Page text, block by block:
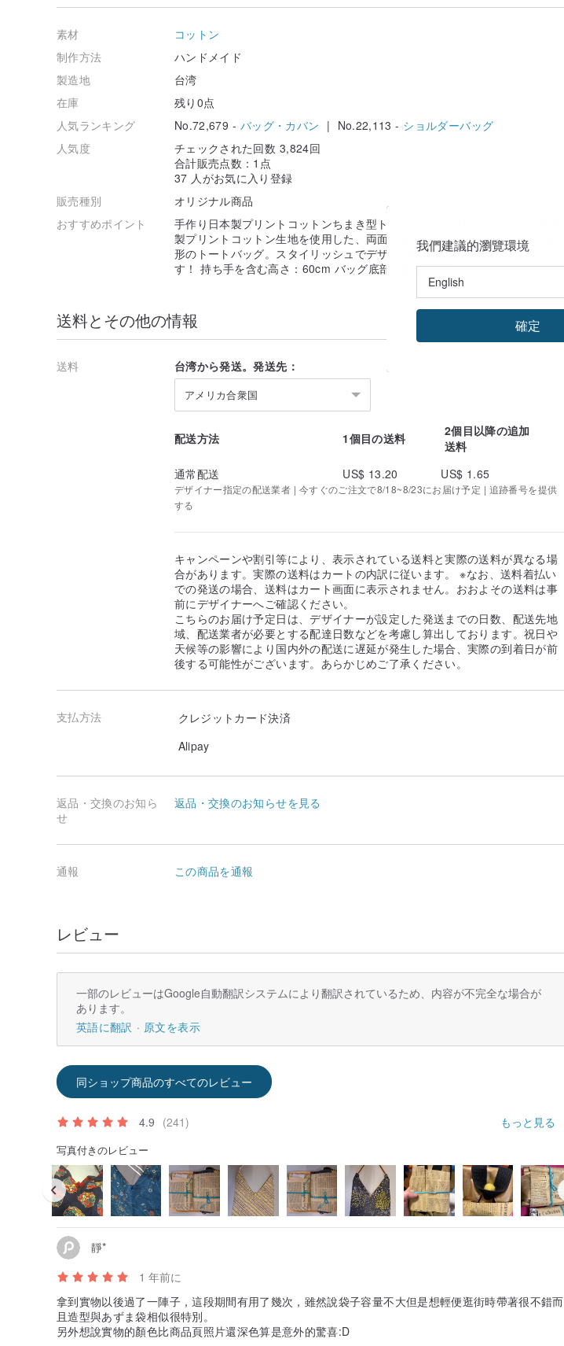
素材
コットン
制作方法
ハンドメイド
製造地
台湾
在庫
残り0点
人気ランキング
No.72,679 - バッグ・カバン | No.22,113 - ショルダーバッグ
人気度
チェックされた回数 3,824回
合計販売点数：1点
37 人がお気に入り登録
販売種別
オリジナル商品
おすすめポイント
手作り日本製プリントコットンちまき型トートバッグ（リバーシブル） 日本
製プリントコットン生地を使用した、両面で異なるプリントが楽しめる三角
形のトートバッグ。スタイリッシュでデザイン性のあるフォルムが魅力で
す！ 持ち手を含む高さ：60cm バッグ底部の幅：36cm
送料とその他の情報
送料 台湾から発送。発送先：
アメリカ合衆国
配送方法 1個目の送料
2個目以降の追加
送料
通常配送
US$ 13.20 US$ 1.65
デザイナー指定の配送業者 | 今すぐのご注文で8/18~8/23にお届け予定 | 追跡番号を提供
する
キャンペーンや割引等により、表示されている送料と実際の送料が異なる場
合があります。実際の送料はカートの内訳に従います。 ※なお、送料着払い
での発送の場合、送料はカート画面に表示されません。おおよその送料は事
前にデザイナーへご確認ください。
こちらのお届け予定日は、デザイナーが設定した発送までの日数、配送先地
域、配送業者が必要とする配達日数などを考慮し算出しております。祝日や
天候等の影響により国内外の配送に遅延が発生した場合、実際の到着日が前
後する可能性がございます。あらかじめご了承ください。
支払方法
クレジットカード決済
Alipay
返品・交換のお知ら
せ
返品・交換のお知らせを見る
通報 この商品を通報
レビュー
一部のレビューはGoogle自動翻訳システムにより翻訳されているため、内容が不完全な場合が
あります。
英語に翻訳
原文を表示
同ショップ商品のすべてのレビュー
4.9 (241) もっと見る
写真付きのレビュー
靜*
1 年前に
拿到實物以後過了一陣子，這段期間有用了幾次，雖然說袋子容量不大但是想輕便逛街時帶著很不錯而
且造型與あずま袋相似很特別。
另外想說實物的顏色比商品頁照片還深色算是意外的驚喜:D
我們建議的瀏覽環境
確定